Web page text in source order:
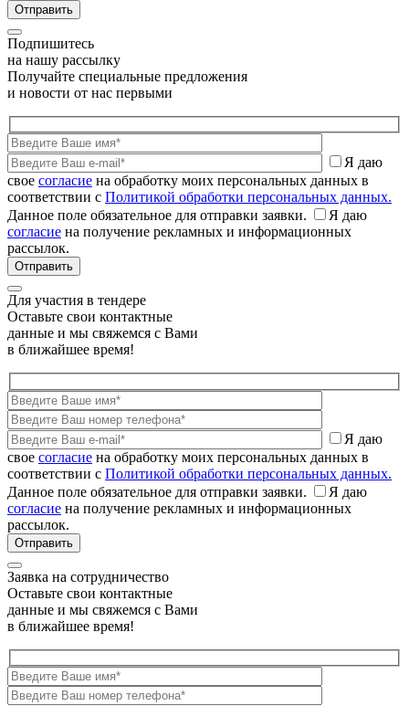
Подпишитесь
на нашу рассылку
Получайте специальные предложения
и новости от нас первыми
Я даю
свое согласие на обработку моих персональных данных в
соответствии с Политикой обработки персональных данных.
Данное поле обязательное для отправки заявки.
Я даю
согласие на получение рекламных и информационных
рассылок.
Для участия в тендере
Оставьте свои контактные
данные и мы свяжемся с Вами
в ближайшее время!
Я даю
свое согласие на обработку моих персональных данных в
соответствии с Политикой обработки персональных данных.
Данное поле обязательное для отправки заявки.
Я даю
согласие на получение рекламных и информационных
рассылок.
Заявка на сотрудничество
Оставьте свои контактные
данные и мы свяжемся с Вами
в ближайшее время!